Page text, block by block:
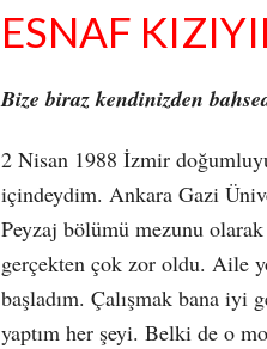
ESNAF
Bize biraz kendinizden
2 Nisan 1988 İzmir
içindeydim. Ankara Gazi
Peyzaj bölümü mezunu
gerçekten çok zor oldu. Aile
başladım. Çalışmak bana iyi
yaptım her şeyi. Belki de o